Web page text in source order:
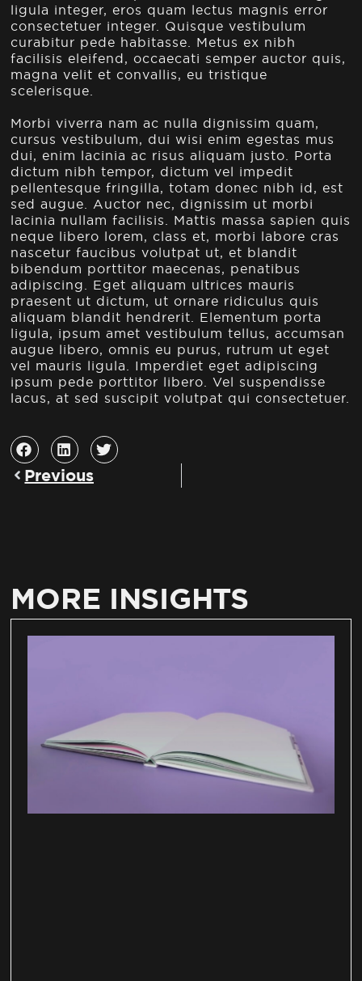
ligula integer, eros quam lectus magnis error
consectetuer integer. Quisque vestibulum
curabitur pede habitasse. Metus ex nibh
facilisis eleifend, occaecati semper auctor quis,
magna velit et convallis, eu tristique
scelerisque.
Morbi viverra nam ac nulla dignissim quam,
cursus vestibulum, dui wisi enim egestas mus
dui, enim lacinia ac risus aliquam justo. Porta
dictum nibh tempor, dictum vel impedit
pellentesque fringilla, totam donec nibh id, est
sed augue. Auctor nec, dignissim ut morbi
lacinia nullam facilisis. Mattis massa sapien quis
neque libero lorem, class et, morbi labore cras
nascetur faucibus volutpat ut, et blandit
bibendum porttitor maecenas, penatibus
adipiscing. Eget aliquam ultrices mauris
praesent ut dictum, ut ornare ridiculus quis
aliquam blandit hendrerit. Elementum porta
ligula, ipsum amet vestibulum tellus, accumsan
augue libero, omnis eu purus, rutrum ut eget
vel mauris ligula. Imperdiet eget adipiscing
ipsum pede porttitor libero. Vel suspendisse
lacus, at sed suscipit volutpat qui consectetuer.
Previous
MORE INSIGHTS